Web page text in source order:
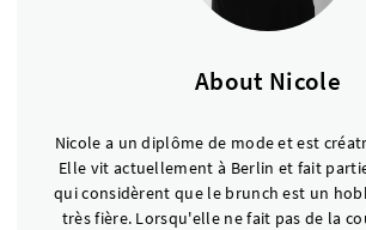
About Nicole
Nicole a un diplôme de mode et est
Elle vit actuellement à Berlin et fait
qui considèrent que le brunch est un
très fière. Lorsqu'elle ne fait pas de la